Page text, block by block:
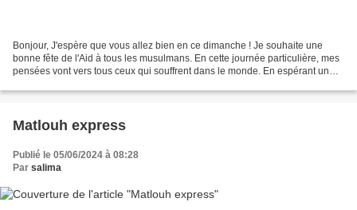
Bonjour, J'espère que vous allez bien en ce dimanche ! Je souhaite une
bonne fête de l'Aid à tous les musulmans. En cette journée particulière, mes
pensées vont vers tous ceux qui souffrent dans le monde. En espérant un
Matlouh express
Publié le 05/06/2024 à 08:28
Par salima